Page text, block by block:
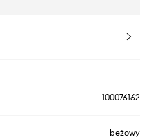
100076162
beżowy